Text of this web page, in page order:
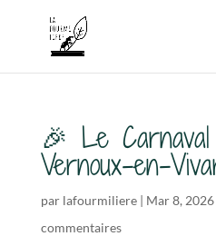
🎉 Le
Vernoux-en-
par lafourmiliere| Mar 8, 2026
commentaires